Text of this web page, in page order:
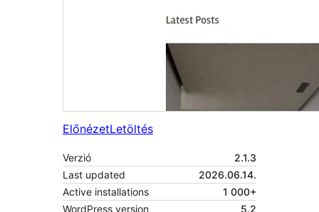
ElőnézetLetöltés
Verzió
2.1.3
Last updated
2026.06.14.
Active installations
1 000+
WordPress version
5.2